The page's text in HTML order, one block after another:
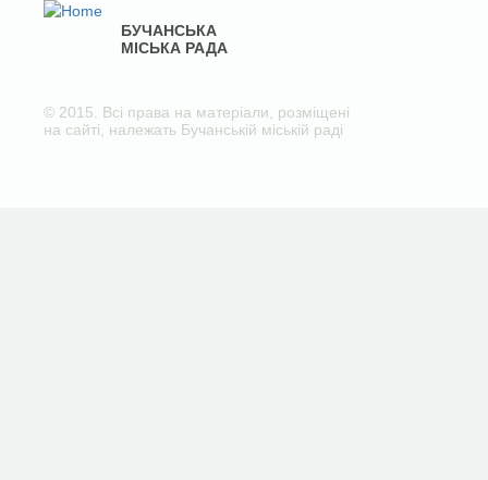
БУЧАНСЬКА
МІСЬКА РАДА
© 2015. Всі права на матеріали, розміщені
на сайті, належать Бучанській міській раді